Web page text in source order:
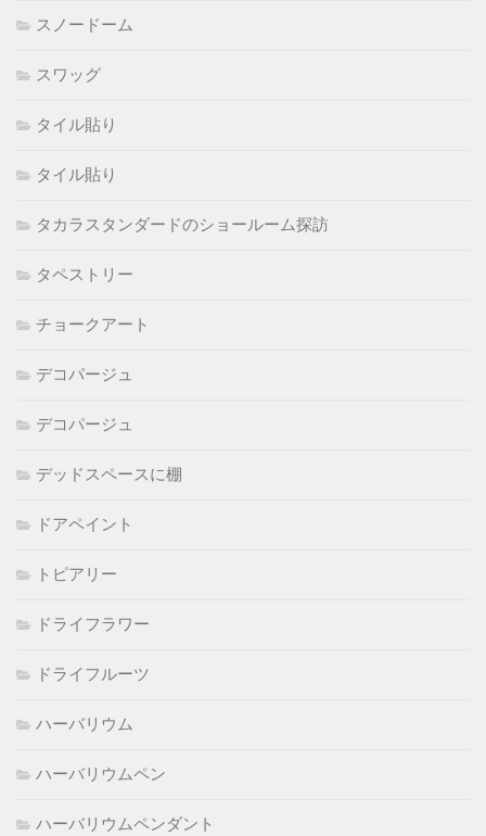
スノードーム
スワッグ
タイル貼り
タイル貼り
タカラスタンダードのショールーム探訪
タペストリー
チョークアート
デコパージュ
デコパージュ
デッドスペースに棚
ドアペイント
トピアリー
ドライフラワー
ドライフルーツ
ハーバリウム
ハーバリウムペン
ハーバリウムペンダント